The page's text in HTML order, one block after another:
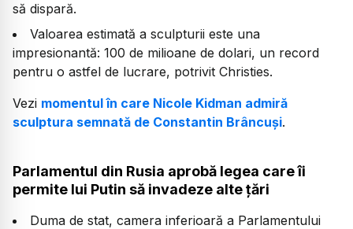
să dispară.
Valoarea estimată a sculpturii este una
impresionantă: 100 de milioane de dolari, un record
pentru o astfel de lucrare, potrivit Christies.
Vezi momentul în care Nicole Kidman admiră
sculptura semnată de Constantin Brâncuși.
Parlamentul din Rusia aprobă legea care îi
permite lui Putin să invadeze alte țări
Duma de stat, camera inferioară a Parlamentului